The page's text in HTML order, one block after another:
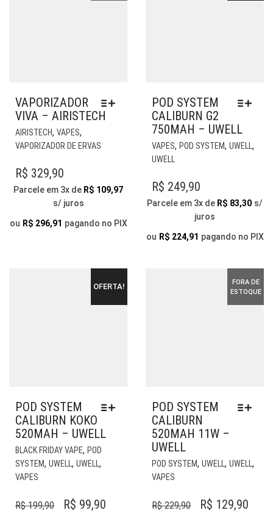
VAPORIZADOR
VIVA – AIRISTECH
AIRISTECH, VAPES,
VAPORIZADOR DE ERVAS
PRODUTO
VARIANTES.
AS
OPÇÕES
PODEM
DO
PRODUTO
R$ 329,90
Parcele em 3x de R$ 109,97
s/ juros
ou R$ 296,91 pagando no PIX
POD SYSTEM
CALIBURN G2
750MAH – UWELL
VAPES, POD SYSTEM, UWELL,
UWELL
AS
DO
R$ 249,90
Parcele em 3x de R$ 83,30 s/
juros
ou R$ 224,91 pagando no PIX
OFERTA!
POD SYSTEM
CALIBURN KOKO
520MAH – UWELL
BLACK FRIDAY VAPE, POD
SYSTEM, UWELL, UWELL,
VAPES
PRODUTO
VARIANTES.
R$199,90
O
R$ 99,90
FORA DE
ESTOQUE
POD SYSTEM
CALIBURN
520MAH 11W –
UWELL
POD SYSTEM, UWELL, UWELL,
VAPES
R$229,90
O
R$ 129,90